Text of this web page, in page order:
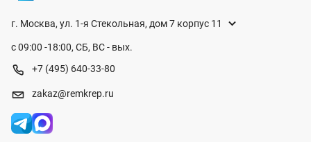
г. Москва, ул. 1-я Стекольная, дом 7 корпус 11
с 09:00 -18:00, СБ, ВС - вых.
+7 (495) 640-33-80
zakaz@remkrep.ru